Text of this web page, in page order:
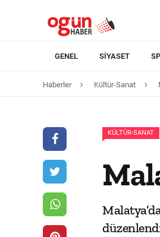
GENEL SIYASET
Haberler Kültür-Sanat
KÜLTÜR-SANAT